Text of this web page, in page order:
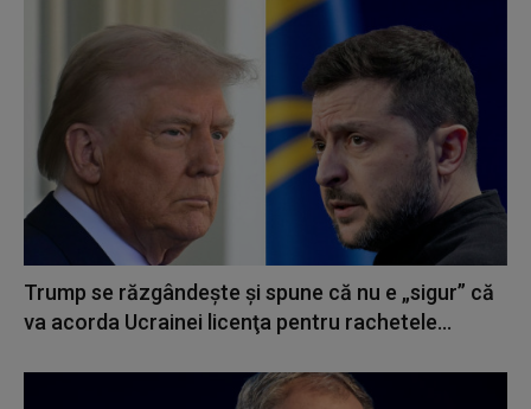
Trump se răzgândește și spune că nu e „sigur” că
va acorda Ucrainei licenţa pentru rachetele...